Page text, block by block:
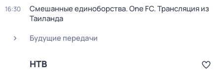
16:30
Смешанные единоборства. One FC. Трансляция из
Таиланда
Будущие передачи
НТВ